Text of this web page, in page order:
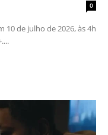
0
10 de julho de 2026, às 4h